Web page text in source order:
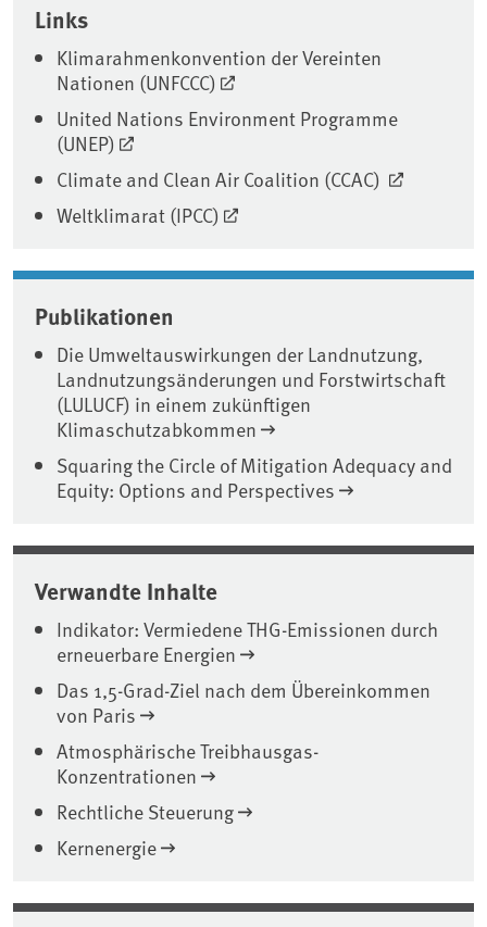
Links
Klimarahmenkonvention der Vereinten
Nationen (UNFCCC)
United Nations Environment Programme
(UNEP)
Climate and Clean Air Coalition (CCAC)
Weltklimarat (IPCC)
Publikationen
Die Umweltauswirkungen der Landnutzung,
Landnutzungsänderungen und Forstwirtschaft
(LULUCF) in einem zukünftigen
Klimaschutzabkommen
Squaring the Circle of Mitigation Adequacy and
Equity: Options and Perspectives
Verwandte Inhalte
Indikator: Vermiedene THG-Emissionen durch
erneuerbare Energien
Das 1,5-Grad-Ziel nach dem Übereinkommen
von Paris
Atmosphärische Treibhausgas-
Konzentrationen
Rechtliche Steuerung
Kernenergie